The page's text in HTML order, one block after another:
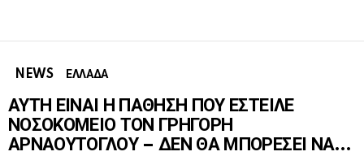
NEWS ΕΛΛΑΔΑ
ΑΥΤΗ ΕΙΝΑΙ Η ΠΑΘΗΣΗ ΠΟΥ ΕΣΤΕΙΛΕ
ΝΟΣΟΚΟΜΕΙΟ ΤΟΝ ΓΡΗΓΟΡΗ
ΑΡΝΑΟΥΤΟΓΛΟΥ – ΔΕΝ ΘΑ ΜΠΟΡΕΣΕΙ ΝΑ…